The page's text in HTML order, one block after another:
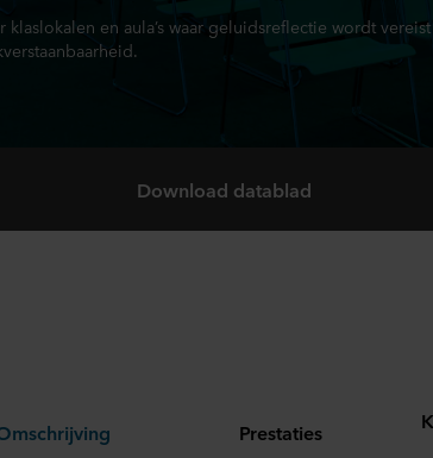
klaslokalen en aula’s waar geluidsreflectie wordt
Download datablad
Prestaties